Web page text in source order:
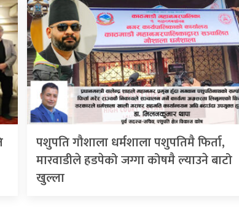
पशुपति गौशाला धर्मशाला पशुपतिमै फिर्ता,
मारवाडीले हडपेको जग्गा कोषमै ल्याउने बाटो
खुल्ला